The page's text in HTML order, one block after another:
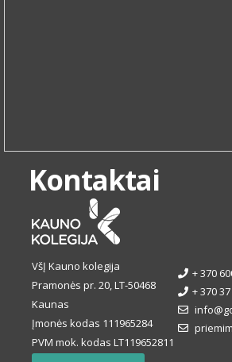
Kontaktai
VšĮ Kauno kolegija
Pramonės pr. 20, LT-50468
Kaunas
Įmonės kodas 111965284
PVM mok. kodas LT119652811
+ 370
+ 370